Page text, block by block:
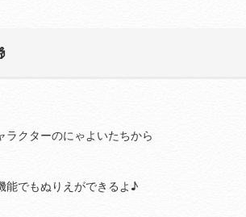
クターのにゃよいたちから
能でもぬりえができるよ♪